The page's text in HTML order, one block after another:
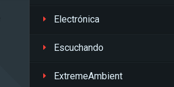
Electrónica
Escuchando
ExtremeAmbient